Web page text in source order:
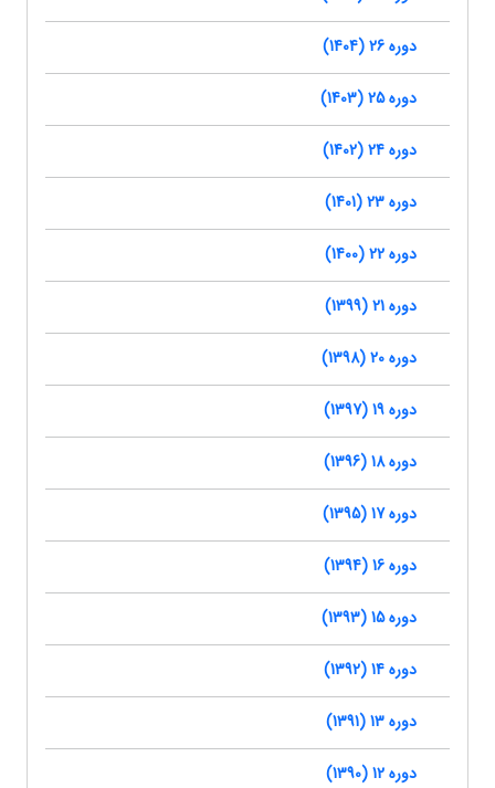
دوره 26 (1404)
دوره 25 (1403)
دوره 24 (1402)
دوره 23 (1401)
دوره 22 (1400)
دوره 21 (1399)
دوره 20 (1398)
دوره 19 (1397)
دوره 18 (1396)
دوره 17 (1395)
دوره 16 (1394)
دوره 15 (1393)
دوره 14 (1392)
دوره 13 (1391)
دوره 12 (1390)